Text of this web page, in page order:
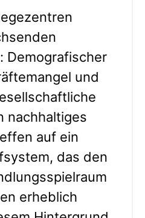
Demografischer
und
nachhaltiges
auf ein
das den
erheblich